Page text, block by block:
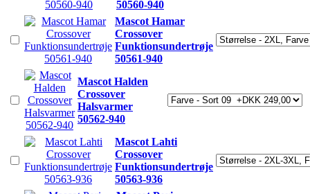
50560-940
Mascot Hamar
Crossover
Funktionsundertrøje
50561-940
Mascot Halden
Crossover
Halsvarmer
50562-940
Mascot Lahti
Crossover
Funktionsundertrøje
50563-936